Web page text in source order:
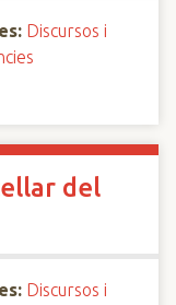
Discursos i
del
Discursos i